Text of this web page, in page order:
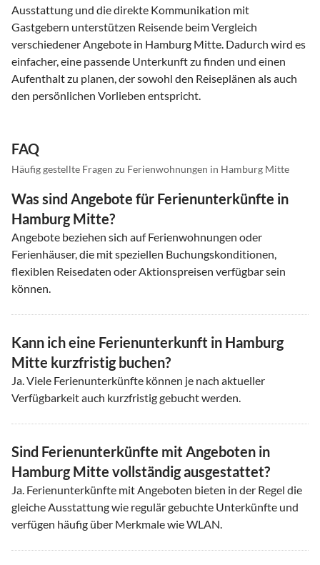
Ausstattung und die direkte Kommunikation mit
Gastgebern unterstützen Reisende beim Vergleich
verschiedener Angebote in Hamburg Mitte. Dadurch wird es
einfacher, eine passende Unterkunft zu finden und einen
Aufenthalt zu planen, der sowohl den Reiseplänen als auch
den persönlichen Vorlieben entspricht.
FAQ
Häufig gestellte Fragen zu Ferienwohnungen in Hamburg Mitte
Was sind Angebote für Ferienunterkünfte in
Hamburg Mitte?
Angebote beziehen sich auf Ferienwohnungen oder
Ferienhäuser, die mit speziellen Buchungskonditionen,
flexiblen Reisedaten oder Aktionspreisen verfügbar sein
können.
Kann ich eine Ferienunterkunft in Hamburg
Mitte kurzfristig buchen?
Ja. Viele Ferienunterkünfte können je nach aktueller
Verfügbarkeit auch kurzfristig gebucht werden.
Sind Ferienunterkünfte mit Angeboten in
Hamburg Mitte vollständig ausgestattet?
Ja. Ferienunterkünfte mit Angeboten bieten in der Regel die
gleiche Ausstattung wie regulär gebuchte Unterkünfte und
verfügen häufig über Merkmale wie WLAN.